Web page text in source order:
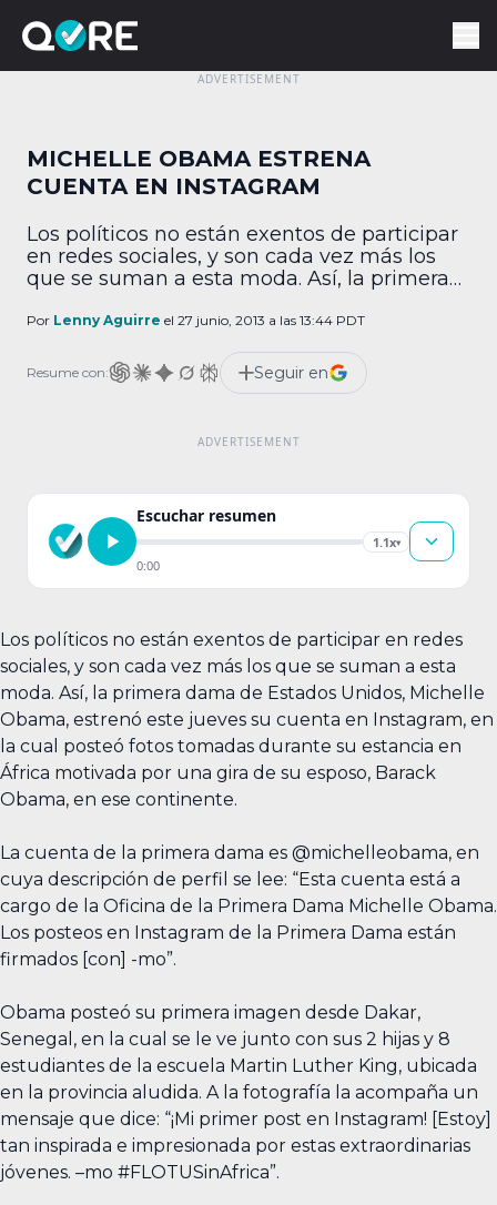
MICHELLE OBAMA ESTRENA
CUENTA EN INSTAGRAM
Los políticos no están exentos de participar
en redes sociales, y son cada vez más los
que se suman a esta moda. Así, la primera
estrenó este jueves su cuenta en Instagram,
estancia en África motivada por una gira de
Por Lenny Aguirre el 27 junio, 2013 a las 13:44 PDT
Resume con: Seguir en
Escuchar resumen
1.1x▾
0:00
Los políticos no están exentos de participar en redes
sociales, y son cada vez más los que se suman a esta
moda. Así, la primera dama de Estados Unidos, Michelle
Obama, estrenó este jueves su cuenta en Instagram, en
la cual posteó fotos tomadas durante su estancia en
África motivada por una gira de su esposo, Barack
Obama, en ese continente.
La cuenta de la primera dama es @michelleobama, en
cuya descripción de perfil se lee: “Esta cuenta está a
cargo de la Oficina de la Primera Dama Michelle Obama.
Los posteos en Instagram de la Primera Dama están
firmados [con] -mo”.
Obama posteó su primera imagen desde Dakar,
Senegal, en la cual se le ve junto con sus 2 hijas y 8
estudiantes de la escuela Martin Luther King, ubicada
en la provincia aludida. A la fotografía la acompaña un
mensaje que dice: “¡Mi primer post en Instagram! [Estoy]
tan inspirada e impresionada por estas extraordinarias
jóvenes. –mo #FLOTUSinAfrica”.